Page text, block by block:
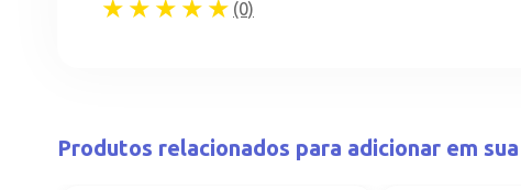
★★★★★ (0)
Produtos relacionados para adicionar em